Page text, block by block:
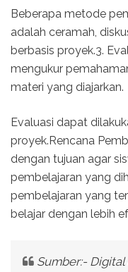
Beberapa metode
adalah ceramah,
berbasis proyek.3.
mengukur
materi yang diajarkan.
Evaluasi dapat
proyek.Rencana
dengan tujuan agar
pembelajaran yang
pembelajaran yang
belajar dengan lebih
Sumber:-